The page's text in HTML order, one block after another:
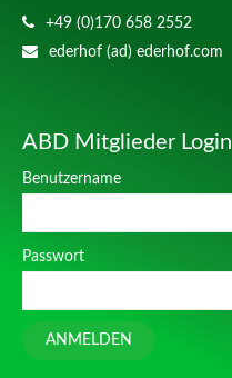
+49 (0)170 658 2552
ederhof (ad) ederhof.com
ABD Mitglieder Login
Benutzername
Passwort
ANMELDEN